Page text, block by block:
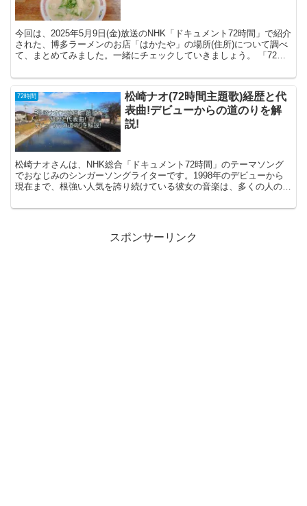
今回は、2025年5月9日(金)放送のNHK「ドキュメント72時間」で紹介
された、博多ラーメンのお店「はかたや」の場所(住所)について調べ
て、まとめてみました。一緒にチェックしていきましょう。 「72時
72時間
松崎ナオ(72時間主題歌)経歴と代
表曲!デビューからの道のりを解
説!
松崎ナオさんは、NHK総合「ドキュメント72時間」のテーマソング
でおなじみのシンガーソングライターです。1998年のデビューから
現在まで、根強い人気を誇り続けている彼女の音楽は、多くの人の心
スポンサーリンク